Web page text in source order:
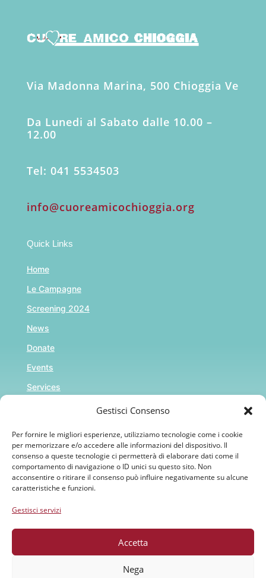
Gestisci Consenso
Per fornire le migliori esperienze, utilizziamo tecnologie come i cookie
per memorizzare e/o accedere alle informazioni del dispositivo. Il
consenso a queste tecnologie ci permetterà di elaborare dati come il
comportamento di navigazione o ID unici su questo sito. Non
acconsentire o ritirare il consenso può influire negativamente su alcune
caratteristiche e funzioni.
Gestisci servizi
Accetta
Nega
Via Madonna Marina, 500 Chioggia Ve
Da Lunedi al Sabato dalle 10.00 –
12.00
Tel: 041 5534503
info@cuoreamicochioggia.org
Quick Links
Home
Le Campagne
Screening 2024
News
Donate
Events
Services
Cookie Policy (UE)
Privacy Policy
DONAZIONI